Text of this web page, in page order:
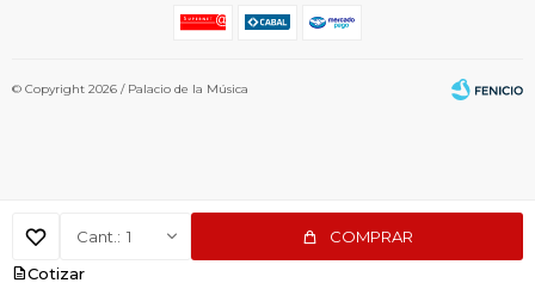
1
COMPRAR
Cotizar
© Copyright 2026 / Palacio de la Música